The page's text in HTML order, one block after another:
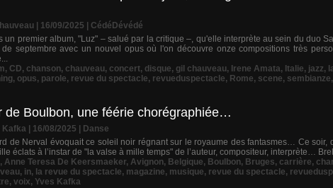
| 16/09/2025
CédéDévédé
un premier album, "Luz" – salué par la critique –, qu'elle interprète au sein du duo
de septembre avec un nouvel opus où l'on découvre onze compositions très
, CD, chanson, chauveau, concert, disque, gil chauveau, Irene Amata, Italie, jazz,
, opus, parole, revue du spectacle, revueduspectacle, Rome, scene, sembianze,
de Boulbon, une féérie chorégraphiée…
Kafka | 16/08/2025
Danse
de Nerval évoquait ce soleil noir régnant sur le royaume des fantasmes… Ce
éclats à l’instar de "la valse à mille temps" de l’auteur, compositeur, interprète…
, Anne Teresa De Keersmaeker, Avignon, Belgique, Boulbon, Bruges, carrière,
, in, la revue du spectacle, magazine, musique, revue du spectacle,
, voix, Yves Kafka